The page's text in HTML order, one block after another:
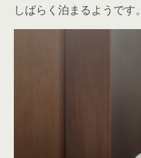
しばらく泊まるようです。